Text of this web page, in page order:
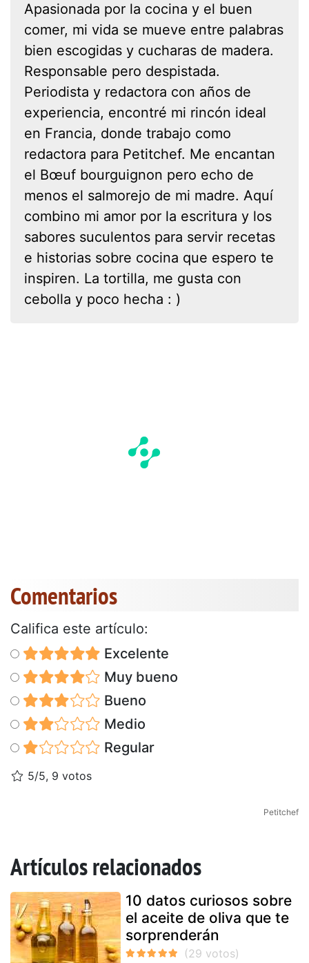
Apasionada por la cocina y el buen
comer, mi vida se mueve entre palabras
bien escogidas y cucharas de madera.
Responsable pero despistada.
Periodista y redactora con años de
experiencia, encontré mi rincón ideal
en Francia, donde trabajo como
redactora para Petitchef. Me encantan
el Bœuf bourguignon pero echo de
menos el salmorejo de mi madre. Aquí
combino mi amor por la escritura y los
sabores suculentos para servir recetas
e historias sobre cocina que espero te
inspiren. La tortilla, me gusta con
cebolla y poco hecha : )
Comentarios
Califica este artículo:
Excelente
Muy bueno
Bueno
Medio
Regular
5/5, 9 votos
Petitchef
Artículos relacionados
10 datos curiosos sobre
el aceite de oliva que te
sorprenderán